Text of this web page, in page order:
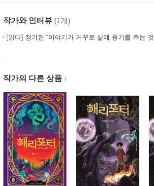
작가와 인터뷰 (1개)
[읽다] 정기현 “이야기가 거꾸로 삶에 용기를 주는
작가의 다른 상품